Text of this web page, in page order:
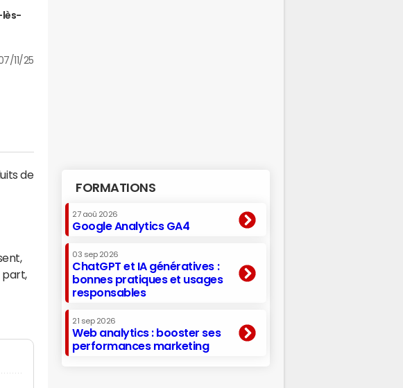
lès-
11/25
de
part,
FORMATIONS
27 aoû 2026
Google Analytics GA4
03 sep 2026
ChatGPT et IA génératives :
bonnes pratiques et usages
responsables
21 sep 2026
Web analytics : booster ses
performances marketing